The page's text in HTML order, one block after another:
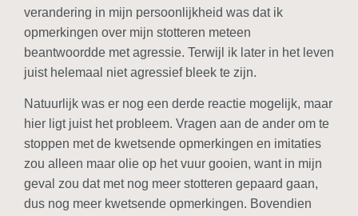
verandering in mijn persoonlijkheid was dat ik
opmerkingen over mijn stotteren meteen
beantwoordde met agressie. Terwijl ik later in het leven
juist helemaal niet agressief bleek te zijn.
Natuurlijk was er nog een derde reactie mogelijk, maar
hier ligt juist het probleem. Vragen aan de ander om te
stoppen met de kwetsende opmerkingen en imitaties
zou alleen maar olie op het vuur gooien, want in mijn
geval zou dat met nog meer stotteren gepaard gaan,
dus nog meer kwetsende opmerkingen. Bovendien